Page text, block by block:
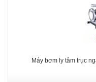
Máy bơm ly tâm trục